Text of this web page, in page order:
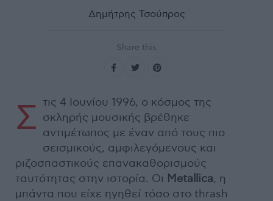
Δημήτρης Τσούπρος
Share this
Σ τις 4 Ιουνίου 1996, ο κόσμος της
σκληρής μουσικής βρέθηκε
αντιμέτωπος με έναν από τους πιο
σεισμικούς, αμφιλεγόμενους και
ριζοσπαστικούς επανακαθορισμούς
ταυτότητας στην ιστορία. Οι Metallica, η
μπάντα που είχε ηγηθεί τόσο στο thrash